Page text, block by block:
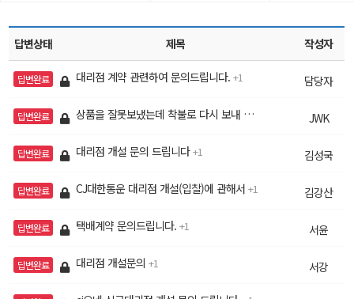
답변상태 제목 작성자
답변완료 대리점 계약 관련하여 문의드립니다. 1 담당자
답변완료 상품을 잘못보냈는데 착불로 다시 보내 주실 수 있나요? 1
JWK
답변완료 대리점 개설 문의 드립니다 1 김성국
답변완료 CJ대한통운 대리점 개설(입찰)에 관해서 1 김강산
답변완료 택배계약 문의드립니다. 1 서윤
답변완료 대리점 개설문의 1 서강